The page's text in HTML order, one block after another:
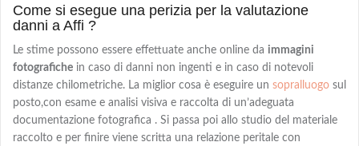
Come si esegue una perizia per la valutazione
danni a Affi ?
Le stime possono essere effettuate anche online da immagini
fotografiche in caso di danni non ingenti e in caso di notevoli
distanze chilometriche. La miglior cosa è eseguire un sopralluogo sul
posto,con esame e analisi visiva e raccolta di un’adeguata
documentazione fotografica . Si passa poi allo studio del materiale
raccolto e per finire viene scritta una relazione peritale con